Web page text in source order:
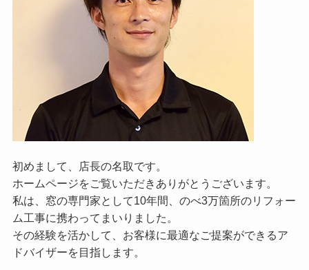
初めまして、店長の名取です。
ホームページをご覧いただきありがとうございます。
私は、窓の専門家として10年間、のべ3万箇所のリフォー
ム工事に携わってまいりました。
その経験を活かして、お客様に最適なご提案ができるア
ドバイザーを目指します。